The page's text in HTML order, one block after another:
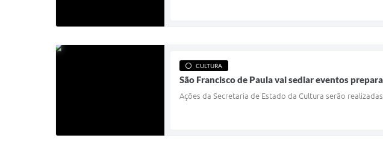
CULTURA
São Francisco de Paula vai sediar eventos
Ações da Secretaria de Estado da Cultura serão